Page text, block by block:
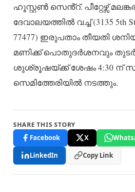
ഹൂസ്റ്റൺ സെൻ്റ്. പീറ്റേഴ്സ്
ദേവാലയത്തിൽ വച്ച് (3135 5th
77477) ഇരുപതാം തീയതി
മണിക്ക് പൊതുദർശനവും
ശുശ്രൂഷയ്ക്ക് ശേഷം 4:30 ന്
സെമിത്തേരിയിൽ നടത്തും.
SHARE THIS STORY
Facebook
X
LinkedIn
Copy Link